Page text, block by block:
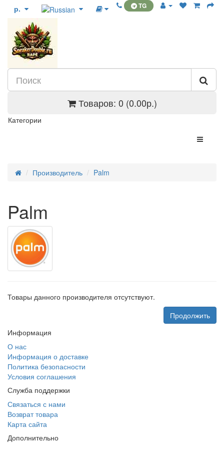
р. TG
Товаров: 0 (0.00р.)
Категории
Производитель Palm
Palm
Товары данного производителя отсутствуют.
Продолжить
Информация
О нас
Информация о доставке
Политика безопасности
Условия соглашения
Служба поддержки
Связаться с нами
Возврат товара
Карта сайта
Дополнительно